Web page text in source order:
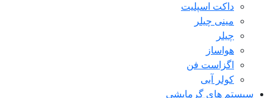
داکت اسپلیت
مینی چیلر
چیلر
هواساز
اگزاست فن
کولر آبی
سیستم های گرمایشی